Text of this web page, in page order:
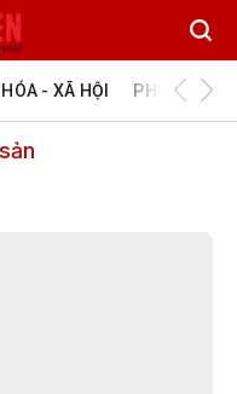
- XÃ HỘI PHÚ YÊN -